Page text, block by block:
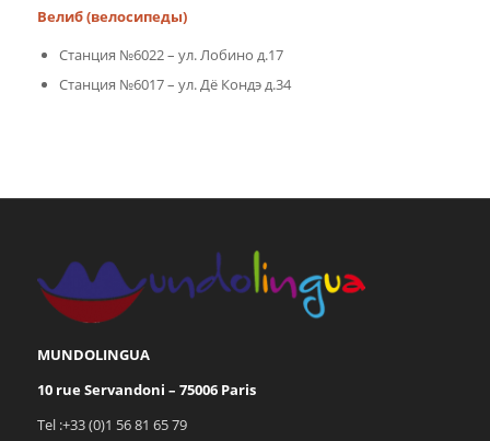
Велиб (велосипеды)
Станция №6022 – ул. Лобино д.17
Станция №6017 – ул. Дё Кондэ д.34
MUNDOLINGUA
10 rue Servandoni – 75006 Paris
Tel :+33 (0)1 56 81 65 79